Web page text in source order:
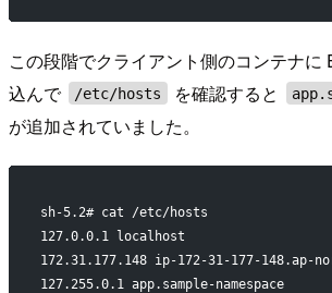
この段階でクライアント側のコンテナに
込んで
/etc/hosts を確認すると
が追加されていました。
sh-5.2# cat /etc/hosts
127.0.0.1 localhost
172.31.177.148 ip-172-31-177-148.ap-
127.255.0.1 app.sample-namespace